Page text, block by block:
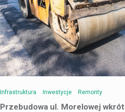
Infrastruktura Inwestycje Remonty
Przebudowa ul. Morelowej